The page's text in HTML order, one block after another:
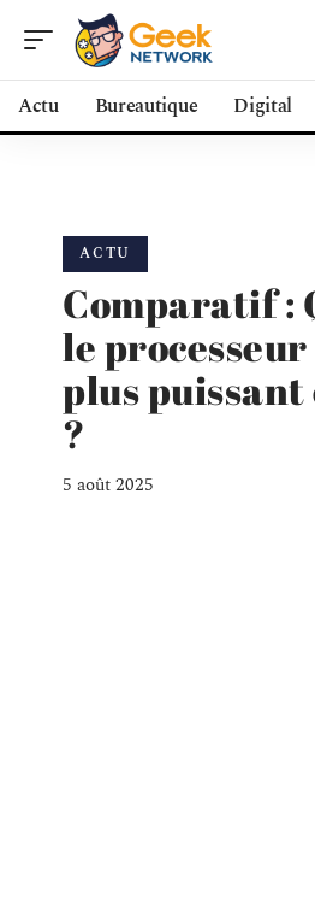
Actu Bureautique Digital
ACTU
Comparatif :
le
plus puissant
?
5 août 2025